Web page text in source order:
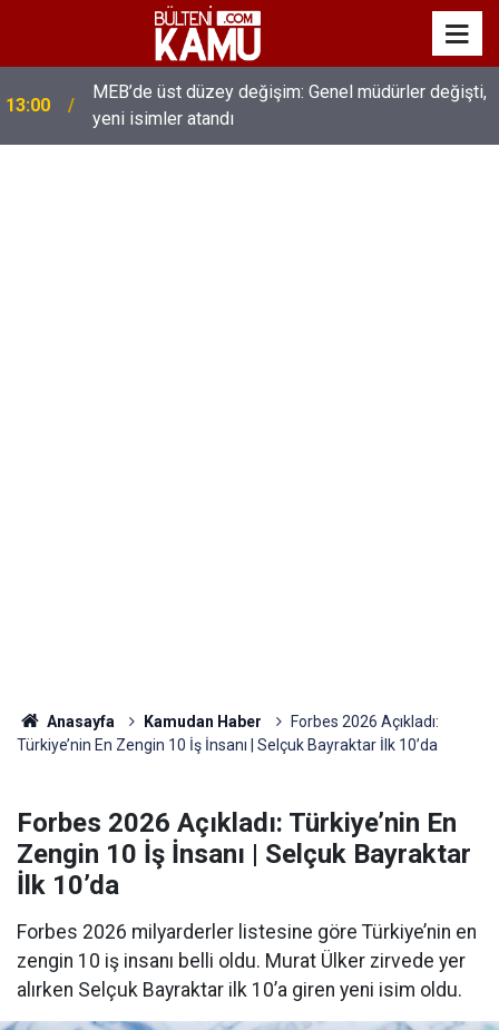
13:00
MEB’de üst düzey değişim: Genel müdürler değişti,
yeni isimler atandı
Anasayfa Kamudan Haber
Forbes 2026 Açıkladı:
Türkiye’nin En Zengin 10 İş İnsanı | Selçuk Bayraktar İlk 10’da
Forbes 2026 Açıkladı: Türkiye’nin En
Zengin 10 İş İnsanı | Selçuk Bayraktar
İlk 10’da
Forbes 2026 milyarderler listesine göre Türkiye’nin en
zengin 10 iş insanı belli oldu. Murat Ülker zirvede yer
alırken Selçuk Bayraktar ilk 10’a giren yeni isim oldu.